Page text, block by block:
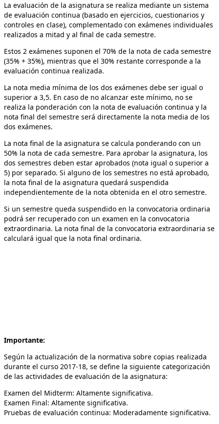
La evaluación de la asignatura se realiza mediante un sistema
de evaluación continua (basado en ejercicios, cuestionarios y
controles en clase), complementado con exámenes individuales
realizados a mitad y al final de cada semestre.
Estos 2 exámenes suponen el 70% de la nota de cada semestre
(35% + 35%), mientras que el 30% restante corresponde a la
evaluación continua realizada.
La nota media mínima de los dos exámenes debe ser igual o
superior a 3,5. En caso de no alcanzar este mínimo, no se
realiza la ponderación con la nota de evaluación continua y la
nota final del semestre será directamente la nota media de los
dos exámenes.
La nota final de la asignatura se calcula ponderando con un
50% la nota de cada semestre. Para aprobar la asignatura, los
dos semestres deben estar aprobados (nota igual o superior a
5) por separado. Si alguno de los semestres no está aprobado,
la nota final de la asignatura quedará suspendida
independientemente de la nota obtenida en el otro semestre.
Si un semestre queda suspendido en la convocatoria ordinaria
podrá ser recuperado con un examen en la convocatoria
extraordinaria. La nota final de la convocatoria extraordinaria se
calculará igual que la nota final ordinaria.
Importante:
Según la actualización de la normativa sobre copias realizada
durante el curso 2017-18, se define la siguiente categorización
de las actividades de evaluación de la asignatura:
Examen del Midterm: Altamente significativa.
Examen Final: Altamente significativa.
Pruebas de evaluación continua: Moderadamente significativa.